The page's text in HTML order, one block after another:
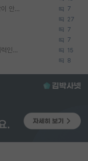
석박사 과정 합격하고, 컨택했던교수님이 연락이 안됩니다... 7
27
7
7
박사진학하기에 2억은 괜찮은 (?) 정도의 경제력인가요 15
8